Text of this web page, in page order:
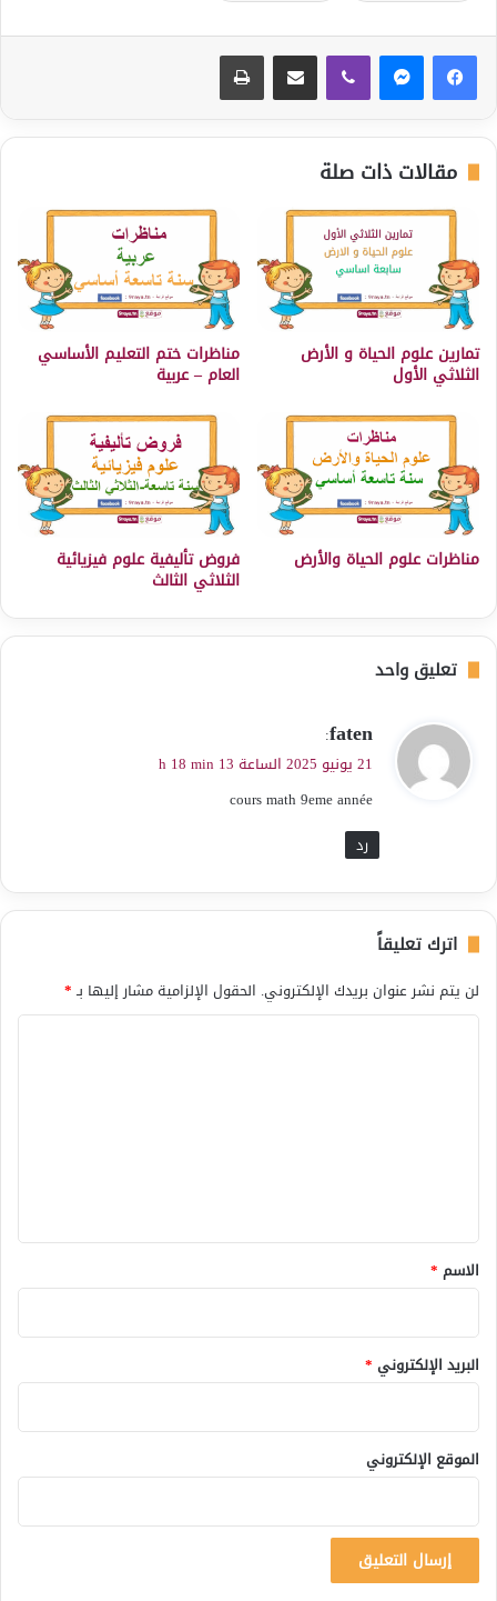
مقالات ذات صلة
تمارين علوم الحياة و الأرض
الثلاثي الأول
مناظرات ختم التعليم الأساسي
العام – عربية
مناظرات علوم الحياة والأرض فروض تأليفية علوم فيزيائية
الثلاثي الثالث
تعليق واحد
ي
ق
ل
faten
:
21 يونيو 2025 الساعة 13 h 18 min
cours math 9eme année
رد
اترك تعليقاً
لن يتم نشر عنوان بريدك الإلكتروني. الحقول الإلزامية مشار إليها بـ*
*
الاسم *
البريد الإلكتروني *
الموقع الإلكتروني